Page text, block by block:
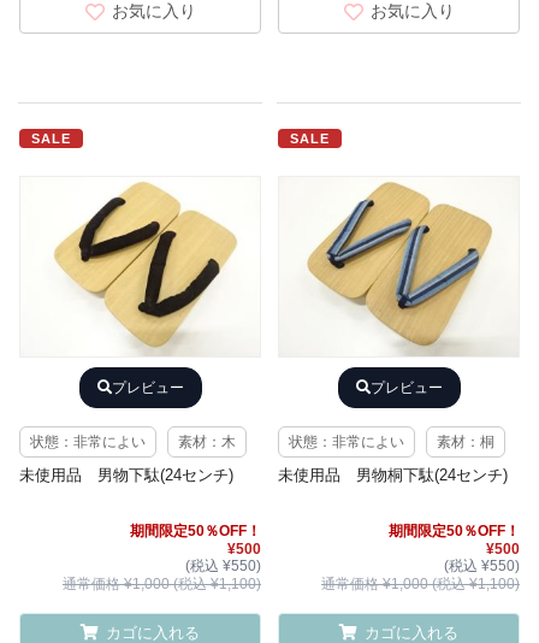
お気に入り お気に入り
SALE
プレビュー
状態：非常によい 素材：木
未使用品 男物下駄(24センチ)
期間限定50％OFF！
¥500
(税込 ¥550)
通常価格 ¥1,000 (税込 ¥1,100)
カゴに入れる
SALE
プレビュー
状態：非常によい 素材：桐
未使用品 男物桐下駄(24センチ)
期間限定50％OFF！
¥500
(税込 ¥550)
通常価格 ¥1,000 (税込 ¥1,100)
カゴに入れる